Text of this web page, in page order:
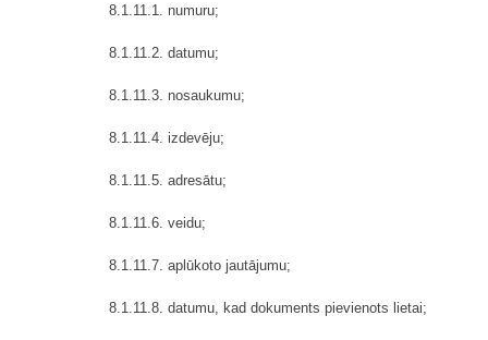
8.1.11.1. numuru;
8.1.11.2. datumu;
8.1.11.3. nosaukumu;
8.1.11.4. izdevēju;
8.1.11.5. adresātu;
8.1.11.6. veidu;
8.1.11.7. aplūkoto jautājumu;
8.1.11.8. datumu, kad dokuments pievienots lietai;